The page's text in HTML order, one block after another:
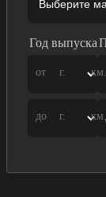
Год выпуска
от г.
до г.
км.
км.